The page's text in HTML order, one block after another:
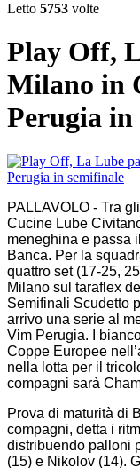
Letto 5753 volte
Play Off,
Milano in
Perugia in
PALLAVOLO - Tra
Cucine Lube
meneghina e passa
Banca. Per la
quattro set (17-25,
Milano sul taraflex
Semifinali Scudetto
arrivo una serie al
Vim Perugia. I
Coppe Europee
nella lotta per il
compagni sarà
Prova di maturità di
compagni, detta i
distribuendo palloni
(15) e Nikolov (14).